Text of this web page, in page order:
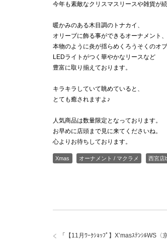
今年も素敵なクリスマスリースや雑貨が
暖かみのある木目調のトナカイ、
オリーブに飾る事ができるオーナメント、
本物のように炎が揺らめくろうそくのオ
LEDライトがつく華やかなリースなど
豊富に取り揃えております。
キラキラしていて眺めていると、
とても癒されますよ♪
人気商品は数量限定となっております。
お早めに店頭まで見に来てくださいね。
心よりお待ちしております。
Xmas オーナメント / マクラメ 西宮店
「 【11月ﾜｰｸｼｮｯﾌﾟ】X’masｽﾃﾝｼﾙWS〈